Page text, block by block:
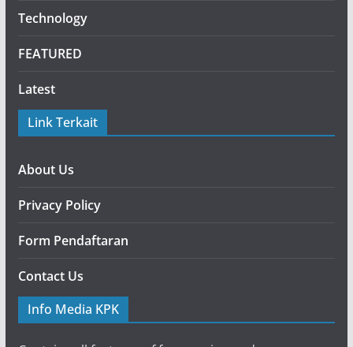
Technology
FEATURED
Latest
Link Terkait
About Us
Privacy Policy
Form Pendaftaran
Contact Us
Info Media KPK